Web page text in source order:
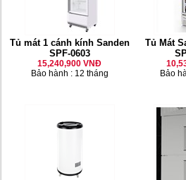
Tủ mát 1 cánh kính Sanden
SPF-0603
15,240,900 VNĐ
Bảo hành : 12 tháng
Tủ Mát
Bảo